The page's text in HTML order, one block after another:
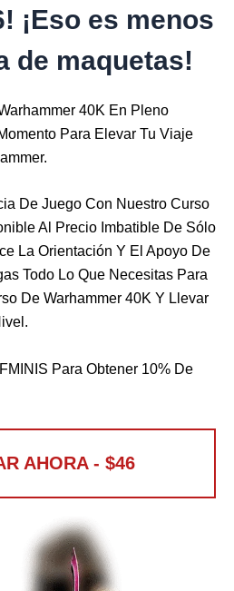
¡Eso es menos
de maquetas!
40K En Pleno
Para Elevar Tu Viaje
De Juego Con Nuestro Curso
Al Precio Imbatible De Sólo
La Orientación Y El Apoyo De
Todo Lo Que Necesitas Para
De Warhammer 40K Y Llevar
Para Obtener 10% De
AHORA - $46